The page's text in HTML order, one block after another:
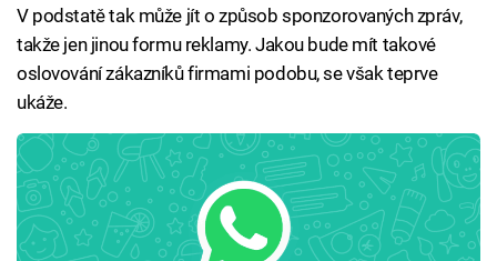
V podstatě tak může jít o způsob sponzorovaných zpráv,
takže jen jinou formu reklamy. Jakou bude mít takové
oslovování zákazníků firmami podobu, se však teprve
ukáže.